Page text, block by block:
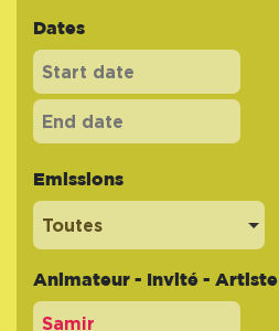
Dates
Emissions
Toutes
Animateur - Invité - Artiste